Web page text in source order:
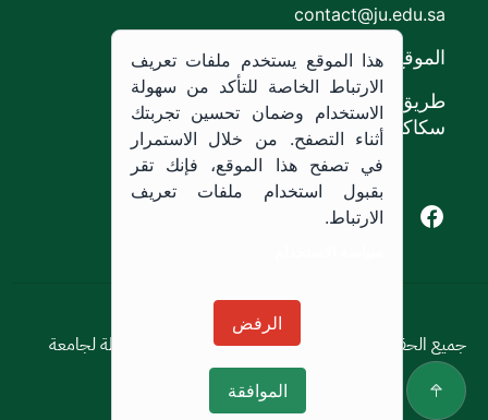
contact@ju.edu.sa
الموقع
طريق الملك خالد،
سكاكا, المملكة العربية السعودية.
Facebook of Jouf University
X of Jouf University
سياسة الاستخدام
جميع الحقوق محفوظة © 2026 جميع الحقوق محفوظة لجامعة
الجوف
هذا الموقع يستخدم ملفات تعريف
الارتباط الخاصة للتأكد من سهولة
الاستخدام وضمان تحسين تجربتك
أثناء التصفح. من خلال الاستمرار
في تصفح هذا الموقع، فإنك تقر
بقبول استخدام ملفات تعريف
الارتباط.
الرفض
الموافقة